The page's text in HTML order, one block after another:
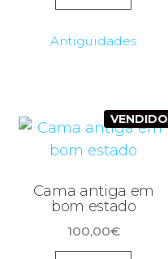
Antiguidades
VENDIDO
Cama antiga em
bom estado
100,00€